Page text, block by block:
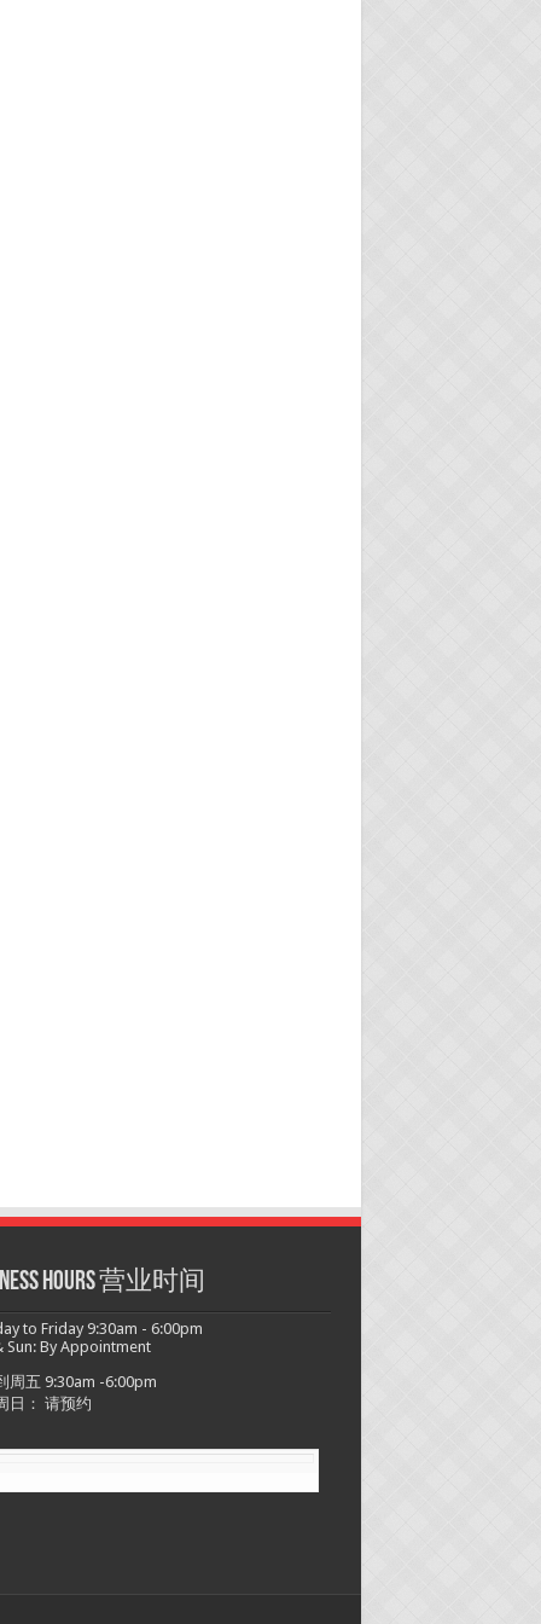
hours 营业时间
to Friday 9:30am - 6:00pm
Sun: By Appointment
周五 9:30am -6:00pm
日： 请预约